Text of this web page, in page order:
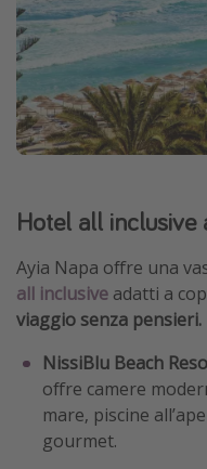
Hotel all inclusive
Ayia Napa offre una
all inclusive adatti a
viaggio senza pensieri.
NissiBlu Beach
offre camere
mare, piscine
gourmet.